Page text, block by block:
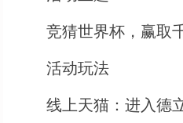
竞猜世界杯，赢取
活动玩法
线上天猫：进入德立